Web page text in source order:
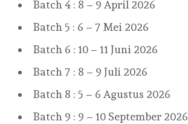
Batch 4 : 8 – 9 April 2026
Batch 5 : 6 – 7 Mei 2026
Batch 6 : 10 – 11 Juni 2026
Batch 7 : 8 – 9 Juli 2026
Batch 8 : 5 – 6 Agustus 2026
Batch 9 : 9 – 10 September 2026